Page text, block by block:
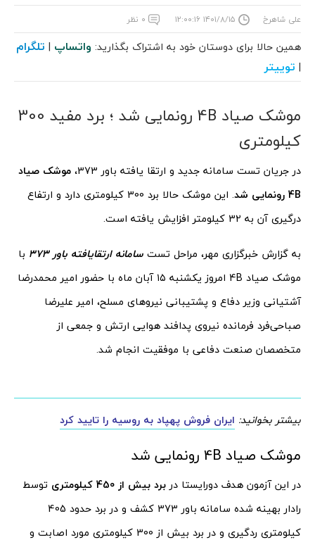
علی شاهرخ ۱۴۰۱/۸/۱۵ ۱۲:۰۰:۱۶ ۰ نظر
همین حالا برای دوستان خود به اشتراک بگذارید: واتساپ | تلگرام
| توییتر
موشک صیاد 4B رونمایی شد ؛‌ برد مفید 300
کیلومتری
در جریان تست سامانه جدید و ارتقا یافته باور 373،
موشک صیاد
4B رونمایی شد
. این موشک حالا برد 300 کیلومتری دارد و ارتفاع
درگیری آن به 32 کیلومتر افزایش یافته است.
به گزارش خبرگزاری مهر، مراحل تست سامانه ارتقایافته باور 373
با
موشک صیاد 4B امروز یکشنبه ۱۵ آبان ماه با حضور امیر محمدرضا
آشتیانی وزیر دفاع و پشتیبانی نیروهای مسلح، امیر علیرضا
صباحی‌فرد فرمانده نیروی پدافند هوایی ارتش و جمعی از
متخصصان صنعت دفاعی با موفقیت انجام شد.
بیشتر بخوانید: ایران فروش پهپاد به روسیه را تایید کرد
موشک صیاد 4B رونمایی شد
در این آزمون هدف دورایستا دربرد بیش از 450 کیلومتری
توسط
رادار بهینه شده سامانه باور 373 کشف و در برد حدود 405
کیلومتری ردگیری و در برد بیش از 300 کیلومتری مورد اصابت و